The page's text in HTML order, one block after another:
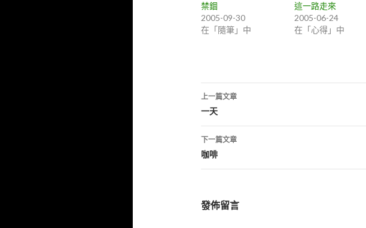
禁錮
2005-09-30
在「隨筆」中
這一路走來
2005-06-24
在「心得」中
文
章
導
列
上一篇文章
一天
下一篇文章
咖啡
發佈留言